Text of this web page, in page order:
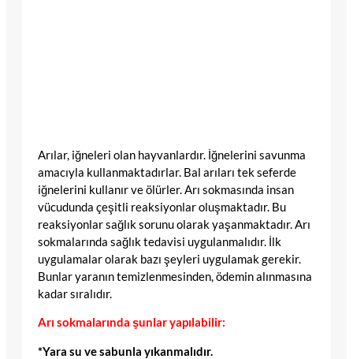
Arılar, iğneleri olan hayvanlardır. İğnelerini savunma
amacıyla kullanmaktadırlar. Bal arıları tek seferde
iğnelerini kullanır ve ölürler. Arı sokmasında insan
vücudunda çeşitli reaksiyonlar oluşmaktadır. Bu
reaksiyonlar sağlık sorunu olarak yaşanmaktadır. Arı
sokmalarında sağlık tedavisi uygulanmalıdır. İlk
uygulamalar olarak bazı şeyleri uygulamak gerekir.
Bunlar yaranın temizlenmesinden, ödemin alınmasına
kadar sıralıdır.
Arı sokmalarında şunlar yapılabilir:
*Yara su ve sabunla yıkanmalıdır.